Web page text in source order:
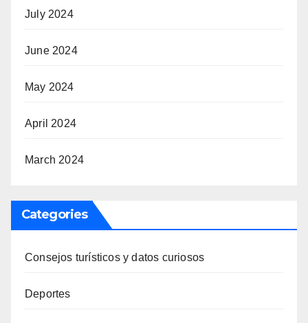
July 2024
June 2024
May 2024
April 2024
March 2024
Categories
Consejos turísticos y datos curiosos
Deportes